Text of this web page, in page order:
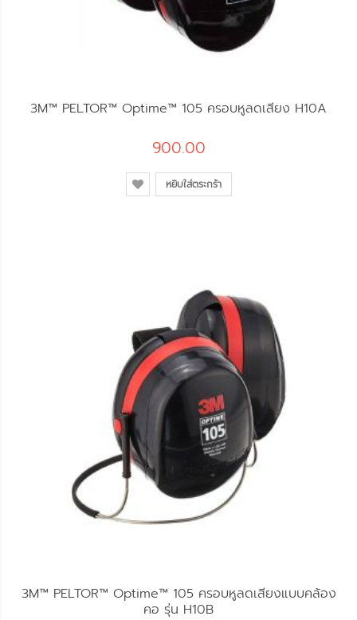
3M™ PELTOR™ Optime™ 105 ครอบหูลดเสียง H10A
900.00
หยิบใส่ตระกร้า
3M™ PELTOR™ Optime™ 105 ครอบหูลดเสียงแบบคล้อง
คอ รุ่น H10B